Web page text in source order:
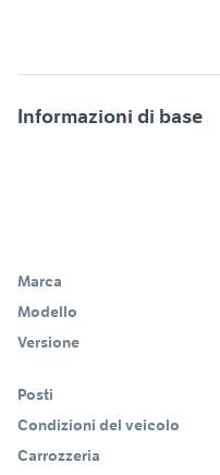
Informazioni di base
Marca
Modello
Versione
Posti
Condizioni del veicolo
Carrozzeria